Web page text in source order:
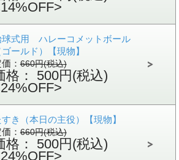
球式用 ハレーコメットボール
ゴールド）【現物】
価：660円(税込)
格： 500円(税込)
すき（本日の主役）【現物】
価：660円(税込)
格： 500円(税込)